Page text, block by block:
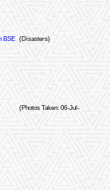
BSE (Disasters)
(Photos Taken: 06-Jul-